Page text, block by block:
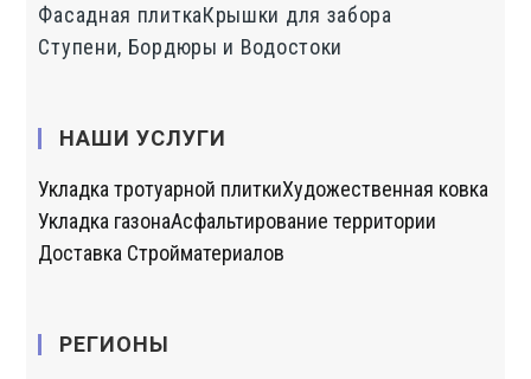
Фасадная плиткаКрышки для забора
Ступени, Бордюры и Водостоки
НАШИ УСЛУГИ
Укладка тротуарной плиткиХудожественная ковка
Укладка газонаАсфальтирование территории
Доставка Стройматериалов
РЕГИОНЫ